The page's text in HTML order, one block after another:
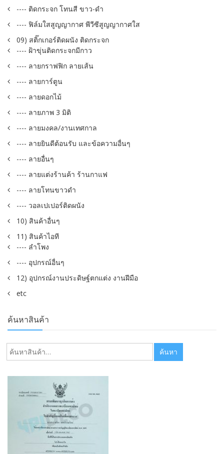
---- ติดกระจก โทนสี ขาว-ดำ
---- ฟิล์มใสสูญญากาศ พีวีซีสูญญากาศใส
09) สติ๊กเกอร์ติดผนัง ติดกระจก
---- ฝ้าขุ่นติดกระจกมีกาว
---- ลายกราฟฟิก ลายเส้น
---- ลายการ์ตูน
---- ลายดอกไม้
---- ลายภาพ 3 มิติ
---- ลายมงคล/งานเทศกาล
---- ลายยินดีต้อนรับ และข้อความอื่นๆ
---- ลายอื่นๆ
---- ลายแต่งร้านค้า ร้านกาแฟ
---- ลายโทนขาวดำ
---- วอลเปเปอร์ติดผนัง
10) สินค้าอื่นๆ
11) สินค้าไอที
---- ลำโพง
---- อุปกรณ์อื่นๆ
12) อุปกรณ์งานประดิษฐ์ตกแต่ง งานฝีมือ
etc
ค้นหาสินค้า
ค้นหา: ค้นหา